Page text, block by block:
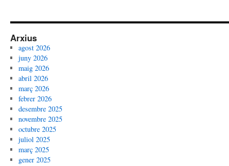
Arxius
agost 2026
juny 2026
maig 2026
abril 2026
març 2026
febrer 2026
desembre 2025
novembre 2025
octubre 2025
juliol 2025
març 2025
gener 2025